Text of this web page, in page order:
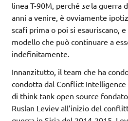
linea T-90M, perché se la guerra
anni a venire, è ovviamente
scafi prima o poi si esauriscano, e
modello che può continuare a
indefinitamente.
Innanzitutto, il team che ha
condotta dal Conflict Intelligence
di think tank open source
Ruslan Leviev all’inizio del